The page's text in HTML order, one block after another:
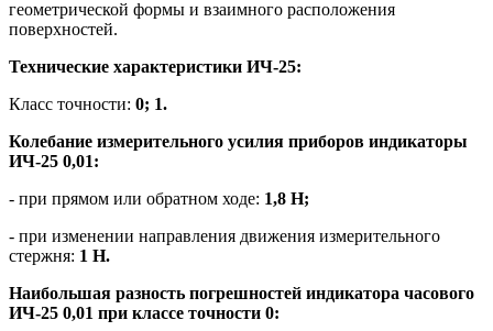
геометрической формы и взаимного расположения
поверхностей.
Технические характеристики ИЧ-25:
Класс точности: 0; 1.
Колебание измерительного усилия приборов индикаторы
ИЧ-25 0,01:
- при прямом или обратном ходе: 1,8 Н;
- при изменении направления движения измерительного
стержня: 1 Н.
Наибольшая разность погрешностей индикатора часового
ИЧ-25 0,01 при классе точности 0: